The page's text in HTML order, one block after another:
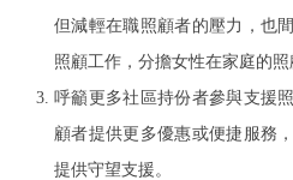
但減輕在職照顧者的壓力，也
照顧工作，分擔女性在家庭的照
呼籲更多社區持份者參與支援
顧者提供更多優惠或便捷服務
提供守望支援。